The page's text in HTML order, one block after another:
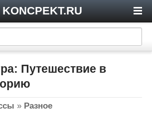
KONCPEKT.RU
Путешествие в
» Разное